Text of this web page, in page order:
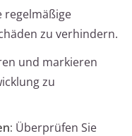
regelmäßige
zu verhindern.
und markieren
zu
Überprüfen Sie